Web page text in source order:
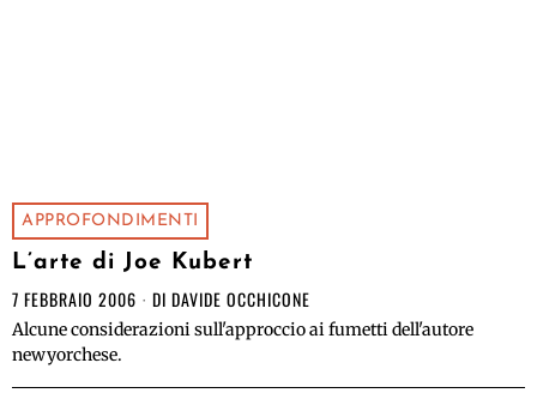
APPROFONDIMENTI
L’arte di Joe Kubert
7 FEBBRAIO 2006 DI DAVIDE OCCHICONE
Alcune considerazioni sull'approccio ai fumetti dell'autore
newyorchese.